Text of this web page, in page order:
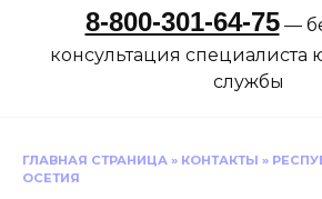
8-800-301-64-75—
консультация
службы
ГЛАВНАЯ СТРАНИЦА » КОНТАКТЫ »
ОСЕТИЯ